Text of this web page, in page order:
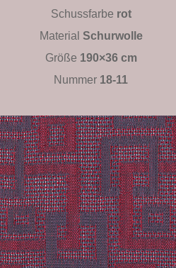
Schussfarbe rot
Material Schurwolle
Größe 190×36 cm
Nummer 18-11